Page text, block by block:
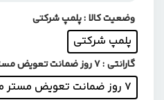
وضعیت کالا: پلمپ شرکتی
پلمپ شرکتی
گارانتی: ۷ روز ضمانت تعویض مستر موبایل
۷ روز ضمانت تعویض مستر موبایل